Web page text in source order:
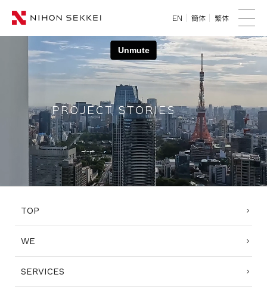
メ
ニ
ュ
ー
WE
PROJECTS
THINK
NEWS
CORPORATE
RECRUIT
CONTACT
EN 簡体 繁体
TOP
WE
SERVICES